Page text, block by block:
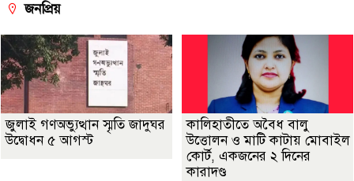
জনপ্রিয়
জুলাই গণঅভ্যুত্থান স্মৃতি জাদুঘর
উদ্বোধন ৫ আগস্ট
কালিহাতীতে অবৈধ বালু
উত্তোলন ও মাটি কাটায় মোবাইল
কোর্ট, একজনের ২ দিনের
কারাদণ্ড